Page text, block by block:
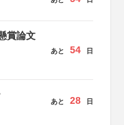
賞論文
あと 54 日
あと 28 日